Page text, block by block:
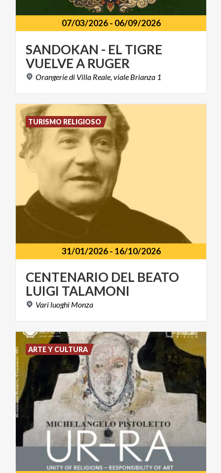
07/03/2026- 06/09/2026
SANDOKAN - EL TIGRE
VUELVEA RUGER
Orangeriedi Villa Reale, viale Brianza 1
31/01/2026- 16/10/2026
CENTENARIO DEL BEATO
LUIGI TALAMONI
Variluoghi Monza
TURISMO RELIGIOSO
ARTE Y CULTURA